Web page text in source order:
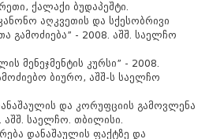
, ქალაქი ბუდაპეშტი.
აღკვეთის და სქესობრივი
გამოძიება” - 2008. აშშ. საელჩო
მენეჯმენტის კურსი” - 2008.
ბიურო, აშშ-ს საელჩო
და კორუფციის გამოვლენა
აშშ. საელჩო. თბილისი.
დანაშაულის ფაქტზე და